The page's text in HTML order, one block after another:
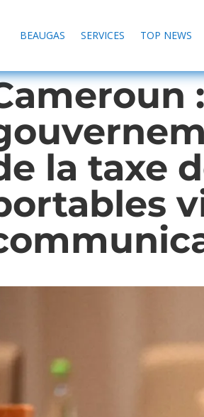
BEAUGAS SERVICES TOP NEWS
la taxe